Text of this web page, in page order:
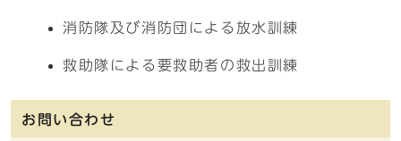
消防隊及び消防団による放水訓練
救助隊による要救助者の救出訓練
お問い合わせ